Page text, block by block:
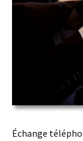
Échange